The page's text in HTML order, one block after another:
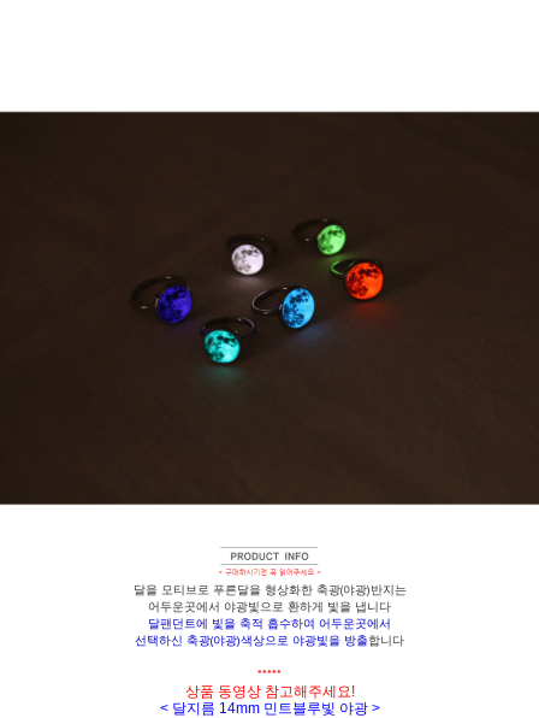
달을 모티브로 푸른달을 형상화한 축광(야광)반지는
어두운곳에서 야광빛으로 환하게 빛을 냅니다
달팬던트에 빛을 축적 흡수하여 어두운곳에서
선택하신 축광(야광)색상으로 야광빛을 방출합니다
*****
상품 동영상 참고해주세요!
< 달지름 14mm 민트블루빛 야광 >